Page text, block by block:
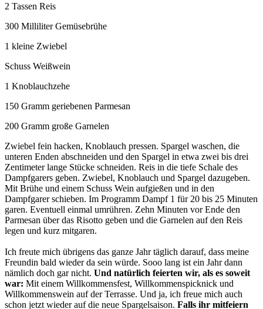
2 Tassen Reis
300 Milliliter Gemüsebrühe
1 kleine Zwiebel
Schuss Weißwein
1 Knoblauchzehe
150 Gramm geriebenen Parmesan
200 Gramm große Garnelen
Zwiebel fein hacken, Knoblauch pressen. Spargel waschen, die
unteren Enden abschneiden und den Spargel in etwa zwei bis drei
Zentimeter lange Stücke schneiden. Reis in die tiefe Schale des
Dampfgarers geben. Zwiebel, Knoblauch und Spargel dazugeben.
Mit Brühe und einem Schuss Wein aufgießen und in den
Dampfgarer schieben. Im Programm Dampf 1 für 20 bis 25 Minuten
garen. Eventuell einmal umrühren. Zehn Minuten vor Ende den
Parmesan über das Risotto geben und die Garnelen auf den Reis
legen und kurz mitgaren.
Ich freute mich übrigens das ganze Jahr täglich darauf, dass meine
Freundin bald wieder da sein würde. Sooo lang ist ein Jahr dann
nämlich doch gar nicht. Und natürlich feierten wir, als es soweit
war: Mit einem Willkommensfest, Willkommenspicknick und
Willkommenswein auf der Terrasse. Und ja, ich freue mich auch
schon jetzt wieder auf die neue Spargelsaison. Falls ihr mitfeiern